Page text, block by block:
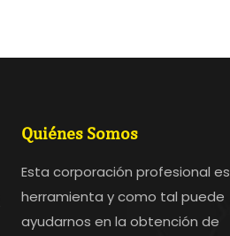
Quiénes Somos
Esta corporación profesional
herramienta y como tal puede
ayudarnos en la obtención de